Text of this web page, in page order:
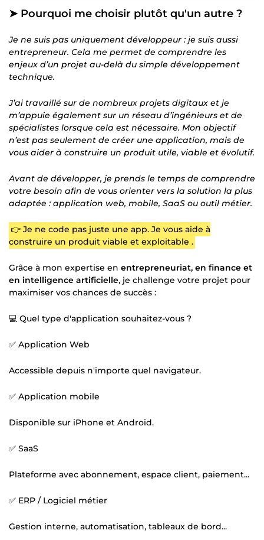
➤ Pourquoi me choisir plutôt qu'un autre ?
Je ne suis pas uniquement développeur : je suis aussi
entrepreneur. Cela me permet de comprendre les
enjeux d’un projet au-delà du simple développement
technique.
J’ai travaillé sur de nombreux projets digitaux et je
m’appuie également sur un réseau d’ingénieurs et de
spécialistes lorsque cela est nécessaire. Mon objectif
n’est pas seulement de créer une application, mais de
vous aider à construire un produit utile, viable et évolutif.
Avant de développer, je prends le temps de comprendre
votre besoin afin de vous orienter vers la solution la plus
adaptée : application web, mobile, SaaS ou outil métier.
👉 Je ne code pas juste une app. Je vous aide à
construire un produit viable et exploitable .
Grâce à mon expertise en entrepreneuriat, en finance et
en intelligence artificielle, je challenge votre projet pour
maximiser vos chances de succès :
💻 Quel type d'application souhaitez-vous ?
✅ Application Web
Accessible depuis n'importe quel navigateur.
✅ Application mobile
Disponible sur iPhone et Android.
✅ SaaS
Plateforme avec abonnement, espace client, paiement...
✅ ERP / Logiciel métier
Gestion interne, automatisation, tableaux de bord...